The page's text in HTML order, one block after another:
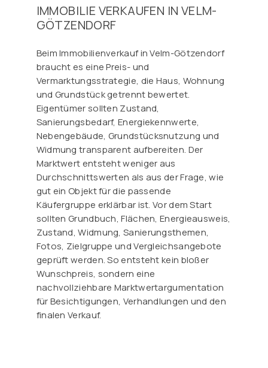
IMMOBILIE VERKAUFEN IN VELM-
GÖTZENDORF
Beim Immobilienverkauf in Velm-Götzendorf
braucht es eine Preis- und
Vermarktungsstrategie, die Haus, Wohnung
und Grundstück getrennt bewertet.
Eigentümer sollten Zustand,
Sanierungsbedarf, Energiekennwerte,
Nebengebäude, Grundstücksnutzung und
Widmung transparent aufbereiten. Der
Marktwert entsteht weniger aus
Durchschnittswerten als aus der Frage, wie
gut ein Objekt für die passende
Käufergruppe erklärbar ist. Vor dem Start
sollten Grundbuch, Flächen, Energieausweis,
Zustand, Widmung, Sanierungsthemen,
Fotos, Zielgruppe und Vergleichsangebote
geprüft werden. So entsteht kein bloßer
Wunschpreis, sondern eine
nachvollziehbare Marktwertargumentation
für Besichtigungen, Verhandlungen und den
finalen Verkauf.